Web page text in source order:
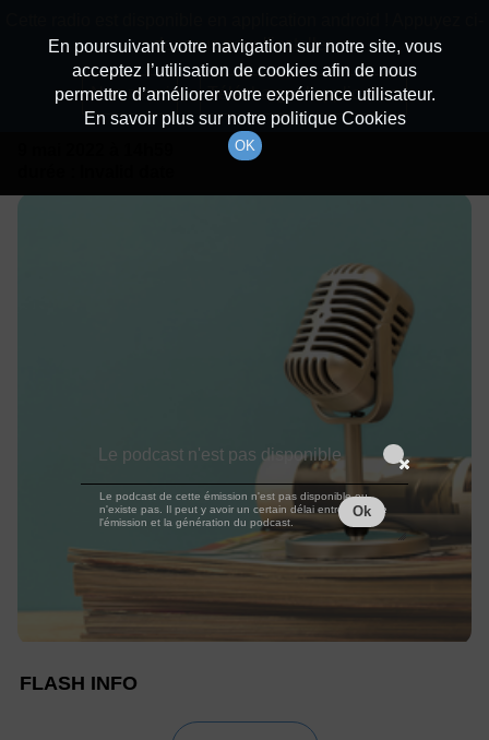
Détails De L'émission
FLASH INFO
En poursuivant votre navigation sur notre site, vous
acceptez l’utilisation de cookies afin de nous
permettre d’améliorer votre expérience utilisateur.
En savoir plus sur notre politique Cookies
OK
dessous pour l'installer.
Non merci Télécharger l'application
Le podcast n'est pas disponible
Le podcast de cette émission n'est pas disponible ou
n'existe pas. Il peut y avoir un certain délai entre la fin de
l'émission et la génération du podcast.
Ok